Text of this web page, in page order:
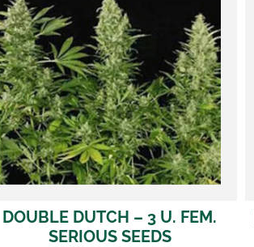
KALI MIST – 3 U. FEM. SERIOUS
SEEDS